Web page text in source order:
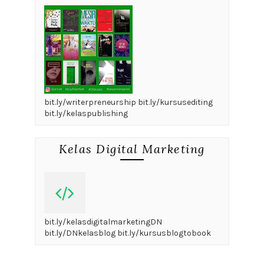
bit.ly/writerpreneurship bit.ly/kursusediting
bit.ly/kelaspublishing
Kelas Digital Marketing
bit.ly/kelasdigitalmarketingDN
bit.ly/DNkelasblog bit.ly/kursusblogtobook